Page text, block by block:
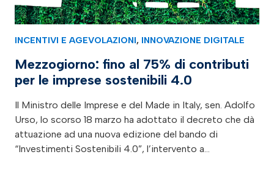
INCENTIVI E AGEVOLAZIONI, INNOVAZIONE DIGITALE
Mezzogiorno: fino al 75% di contributi
per le imprese sostenibili 4.0
Il Ministro delle Imprese e del Made in Italy, sen. Adolfo
Urso, lo scorso 18 marzo ha adottato il decreto che dà
attuazione ad una nuova edizione del bando di
“Investimenti Sostenibili 4.0”, l’intervento a…